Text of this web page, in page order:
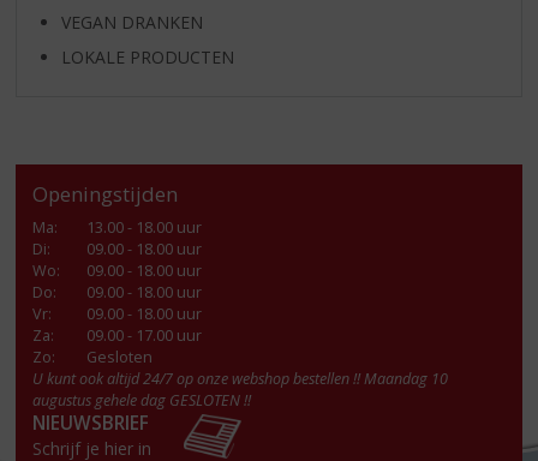
VEGAN DRANKEN
LOKALE PRODUCTEN
Openingstijden
Ma:
13.00 - 18.00 uur
Di:
09.00 - 18.00 uur
Wo:
09.00 - 18.00 uur
Do:
09.00 - 18.00 uur
Vr:
09.00 - 18.00 uur
Za:
09.00 - 17.00 uur
Zo:
Gesloten
U kunt ook altijd 24/7 op onze webshop bestellen !! Maandag 10
augustus gehele dag GESLOTEN !!
NIEUWSBRIEF
Schrijf je hier in